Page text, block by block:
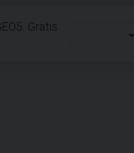
Gratis.